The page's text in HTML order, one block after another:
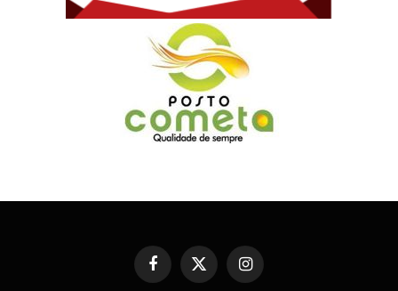
Facebook
X
(Twitter)
Instagram